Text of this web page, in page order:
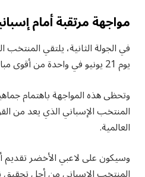
مواجهة مرتقبة أمام
في الجولة الثانية، يلتقي
يوم 21 يونيو في واحدة من أقوى مباريات المجموعة.
وتحظى هذه المواجهة باهتمام
المنتخب الإسباني الذي يعد من
العالمية.
وسيكون على لاعبي الأخضر تقديم